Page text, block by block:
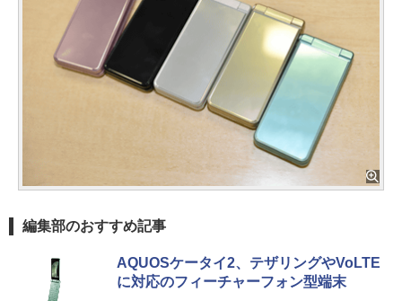
編集部のおすすめ記事
AQUOSケータイ2、テザリングやVoLTE
に対応のフィーチャーフォン型端末